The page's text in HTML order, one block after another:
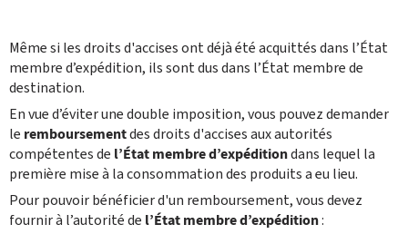
Même si les droits ‎d'accises ont déjà été acquittés dans l’État
membre d’expédition, ils sont dus dans l’État membre de
destination.
En vue d’éviter une double imposition, vous pouvez demander
le remboursementdes droits d'accises aux autorités
compétentes de l’État membre d’expéditiondans lequel la
première mise à la consommation des produits a eu lieu.
Pour pouvoir ‎bénéficier d'un remboursement, vous devez
fournir à l’autorité de l’État membre d’expédition: ‎